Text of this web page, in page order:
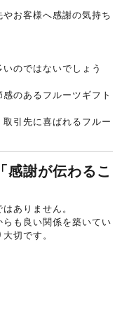
お客様へ感謝の気持ち
のではないでしょう
のあるフルーツギフト
引先に喜ばれるフルー
感謝が伝わるこ
ありません。
も良い関係を築いてい
切です。